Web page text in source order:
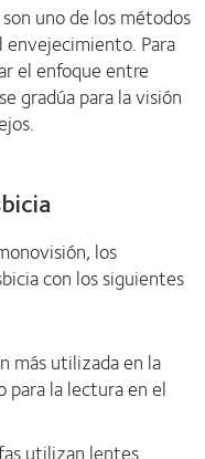
uno de los métodos
envejecimiento. Para
el enfoque entre
gradúa para la visión
los
con los siguientes
más utilizada en la
para la lectura en el
utilizan lentes